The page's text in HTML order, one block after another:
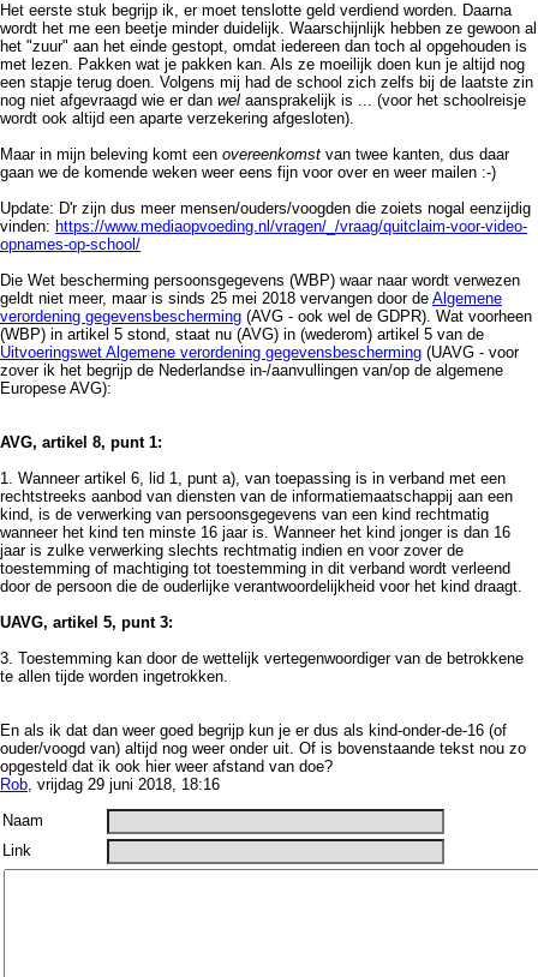
Het eerste stuk begrijp ik, er moet tenslotte geld verdiend worden. Daarna
wordt het me een beetje minder duidelijk. Waarschijnlijk hebben ze gewoon al
het "zuur" aan het einde gestopt, omdat iedereen dan toch al opgehouden is
met lezen. Pakken wat je pakken kan. Als ze moeilijk doen kun je altijd nog
een stapje terug doen. Volgens mij had de school zich zelfs bij de laatste zin
nog niet afgevraagd wie er dan wel aansprakelijk is ... (voor het schoolreisje
wordt ook altijd een aparte verzekering afgesloten).
Maar in mijn beleving komt een overeenkomst van twee kanten, dus daar
gaan we de komende weken weer eens fijn voor over en weer mailen :-)
Update: D'r zijn dus meer mensen/ouders/voogden die zoiets nogal eenzijdig
vinden: https://www.mediaopvoeding.nl/vragen/_/vraag/quitclaim-voor-video-
opnames-op-school/
Die Wet bescherming persoonsgegevens (WBP) waar naar wordt verwezen
geldt niet meer, maar is sinds 25 mei 2018 vervangen door de Algemene
verordening gegevensbescherming (AVG - ook wel de GDPR). Wat voorheen
(WBP) in artikel 5 stond, staat nu (AVG) in (wederom) artikel 5 van de
Uitvoeringswet Algemene verordening gegevensbescherming (UAVG - voor
zover ik het begrijp de Nederlandse in-/aanvullingen van/op de algemene
Europese AVG):
AVG, artikel 8, punt 1:
1. Wanneer artikel 6, lid 1, punt a), van toepassing is in verband met een
rechtstreeks aanbod van diensten van de informatiemaatschappij aan een
kind, is de verwerking van persoonsgegevens van een kind rechtmatig
wanneer het kind ten minste 16 jaar is. Wanneer het kind jonger is dan 16
jaar is zulke verwerking slechts rechtmatig indien en voor zover de
toestemming of machtiging tot toestemming in dit verband wordt verleend
door de persoon die de ouderlijke verantwoordelijkheid voor het kind draagt.
UAVG, artikel 5, punt 3:
3. Toestemming kan door de wettelijk vertegenwoordiger van de betrokkene
te allen tijde worden ingetrokken.
En als ik dat dan weer goed begrijp kun je er dus als kind-onder-de-16 (of
ouder/voogd van) altijd nog weer onder uit. Of is bovenstaande tekst nou zo
opgesteld dat ik ook hier weer afstand van doe?
Rob, vrijdag 29 juni 2018, 18:16
Naam
Link